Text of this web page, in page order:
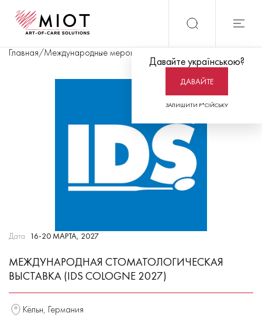
Давайте українською?
ДАВАЙТЕ
ЗАЛИШИТИ Р*СІЙСЬКУ
Главная/Международные мероприятия
Дата 16-20 МАРТА, 2027
МЕЖДУНАРОДНАЯ СТОМАТОЛОГИЧЕСКАЯ
ВЫСТАВКА (IDS COLOGNE 2027)
Кёльн, Германия